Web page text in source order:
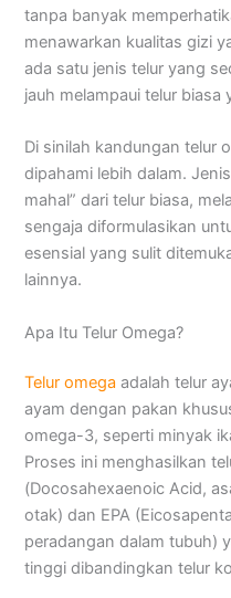
tanpa banyak
menawarkan kualitas gizi
ada satu jenis telur yang
jauh melampaui telur biasa
Di sinilah kandungan telur
dipahami lebih dalam.
mahal” dari telur biasa,
sengaja diformulasikan
esensial yang sulit
lainnya.
Apa Itu Telur Omega?
Telur omega adalah telur
ayam dengan pakan
omega-3, seperti minyak
Proses ini menghasilkan
(Docosahexaenoic Acid,
otak) dan EPA
peradangan dalam tubuh)
tinggi dibandingkan telur